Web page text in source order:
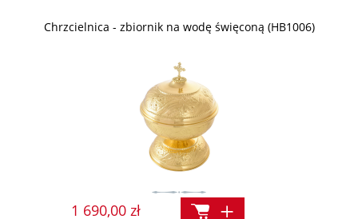
Chrzcielnica - zbiornik na wodę święconą (HB1006)
1 690,00 zł